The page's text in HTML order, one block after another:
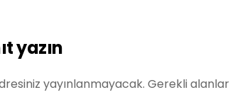
yazın
yayınlanmayacak. Gerekli alanlar